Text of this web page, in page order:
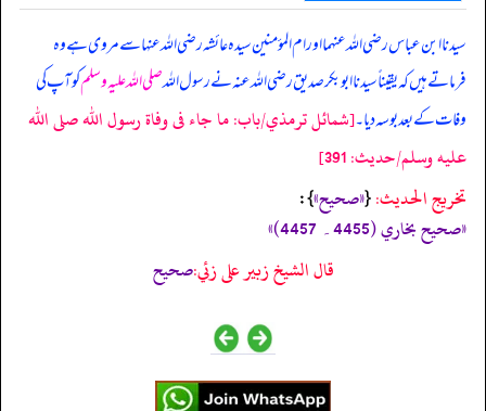
سیدنا ابن عباس رضی اللہ عنہما اور ام المؤمنین سیدہ عائشہ رضی اللہ عنہا سے مروی ہے وہ
فرماتے ہیں کہ یقیناً سیدنا ابوبکر صدیق رضی اللہ عنہ نے رسول اللہصلی اللہ علیہ وسلمکو آپ کی
وفات کے بعد بوسہ دیا۔[شمائل ترمذي/باب: ما جاء فى وفاة رسول الله صلى الله
عليه وسلم/حدیث: 391]
تخریج الحدیث:{«‏‏‏‏صحيح»‏‏‏‏ }:
«صحيح بخاري (4455۔ 4457)»
قال الشيخ زبير على زئي:صحيح